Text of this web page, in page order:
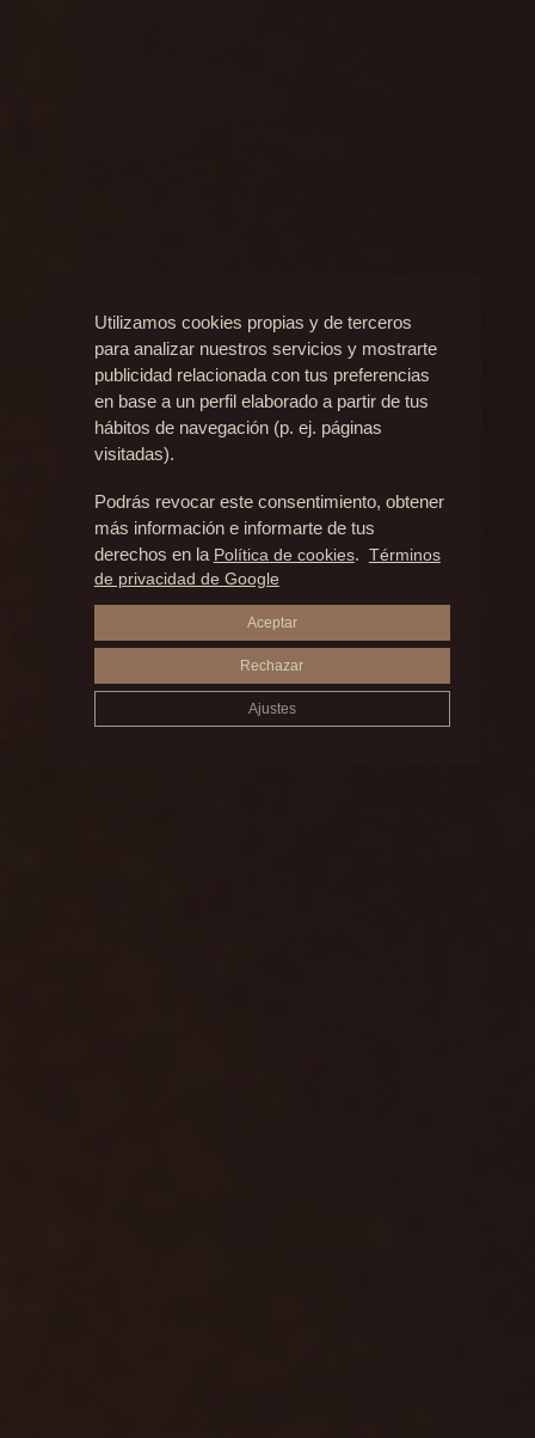
Resultados
ANTES Y DESPUÉS
REMODELACIÓN CORPORAL
Utilizamos cookies propias y de terceros
para analizar nuestros servicios y mostrarte
publicidad relacionada con tus preferencias
en base a un perfil elaborado a partir de tus
hábitos de navegación (p. ej. páginas
visitadas).
Podrás revocar este consentimiento, obtener
más información e informarte de tus
derechos en la Política de cookies. Términos
de privacidad de Google
Aceptar
Rechazar
Ajustes